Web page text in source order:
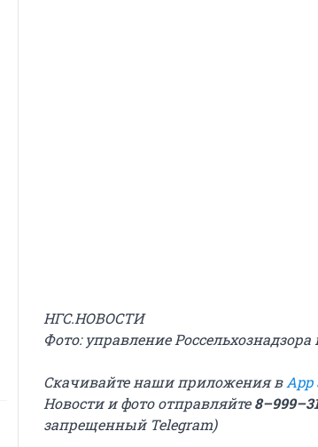
НГС.НОВОСТИ
Фото:управление
Скачивайте наши приложения вApp
Новости и фото отправляйте
запрещенный Telegram)